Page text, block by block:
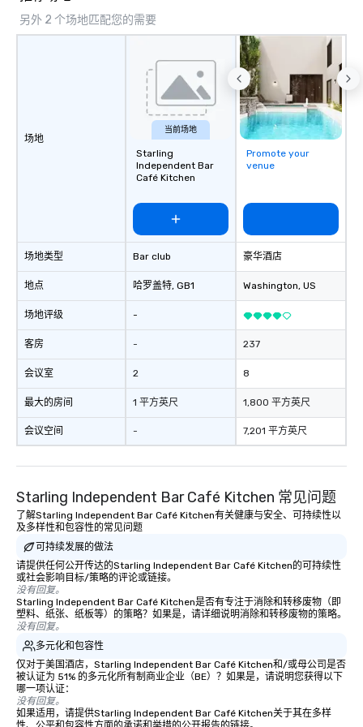
short, we want you to
time throughout! Team Building
Activities and
specialty! Our trivia events are an
easy (and “non-
attendees to connect
especially those, for
different locations!
communication
另外 2 个场地匹配您的需要
场地
场地类型
地点
场地评级
客房
会议室
最大的房间
会议空间
当前场地
Starling
Independent Bar
Café Kitchen
Bar club
哈罗盖特, GB1
-
-
2
1 平方英尺
-
Promote your
venue
豪华酒店
Washington, US
237
8
1,800 平方英尺
7,201 平方英尺
Starling Independent Bar Café Kitchen 常见问题
了解Starling Independent Bar Café Kitchen有关健康与安全、可持续性以
及多样性和包容性的常见问题
可持续发展的做法
请提供任何公开传达的Starling Independent Bar Café Kitchen的可持续性
或社会影响目标/策略的评论或链接。
没有回复。
Starling Independent Bar Café Kitchen是否有专注于消除和转移废物（即
塑料、纸张、纸板等）的策略？如果是，请详细说明消除和转移废物的策略。
没有回复。
多元化和包容性
仅对于美国酒店，Starling Independent Bar Café Kitchen和/或母公司是否
被认证为 51% 的多元化所有制商业企业（BE）？如果是，请说明您获得以下
哪一项认证：
没有回复。
如果适用，请提供Starling Independent Bar Café Kitchen关于其在多样